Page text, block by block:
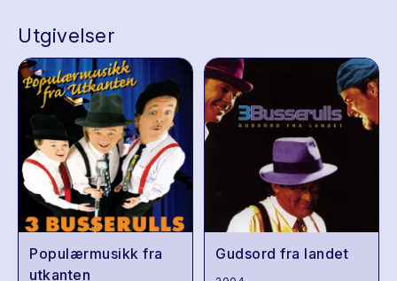
Utgivelser
Populærmusikk fra
utkanten
Gudsord fra landet